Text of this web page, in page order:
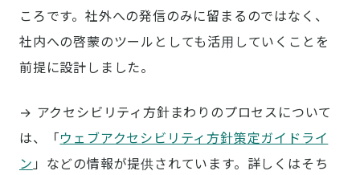
ころです。社外への発信のみに留まるのではなく、
社内への啓蒙のツールとしても活用していくことを
前提に設計しました。
→ アクセシビリティ方針まわりのプロセスについて
は、「ウェブアクセシビリティ方針策定ガイドライ
ン 」などの情報が提供されています。詳しくはそち